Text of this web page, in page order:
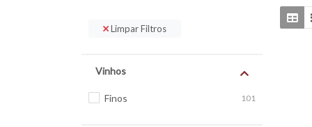
Limpar Filtros
Vinhos
Finos 101